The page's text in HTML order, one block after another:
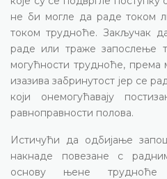
не би могле да раде током
током трудноће. Закључак
раде или траже запослење
могућности трудноће,
изазива забринутост јер се
који онемогућавају
равноправности полова.
Истичући да одбијање
накнаде повезане с
основу њене трудноће